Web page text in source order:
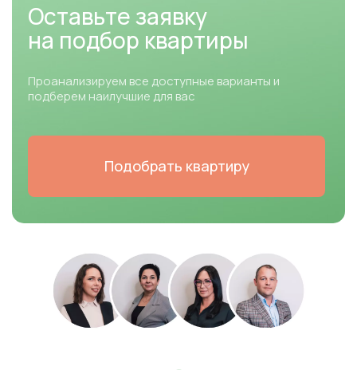
Оставьте заявку
на подбор квартиры
Проанализируем все доступные варианты и
подберем наилучшие для вас
Подобрать квартиру